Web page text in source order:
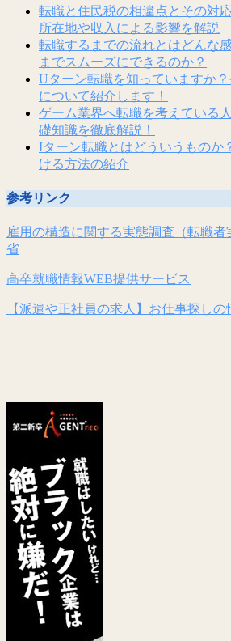
転職と住民税の相違点とその対
所在地や収入による影響を解説
転職するまでの流れとはどんな
までスムーズにできるのか？
Uターン転職を知っていますか
について紹介します！
ゲーム業界へ転職を考えている
礎知識を徹底解説！
Iターン転職とはどういうものか
ける方法の紹介
参考リンク
雇用の構造に関する実態調査（転職
省
高卒就職情報WEB提供サービス
【派遣や正社員の求人】お仕事探し